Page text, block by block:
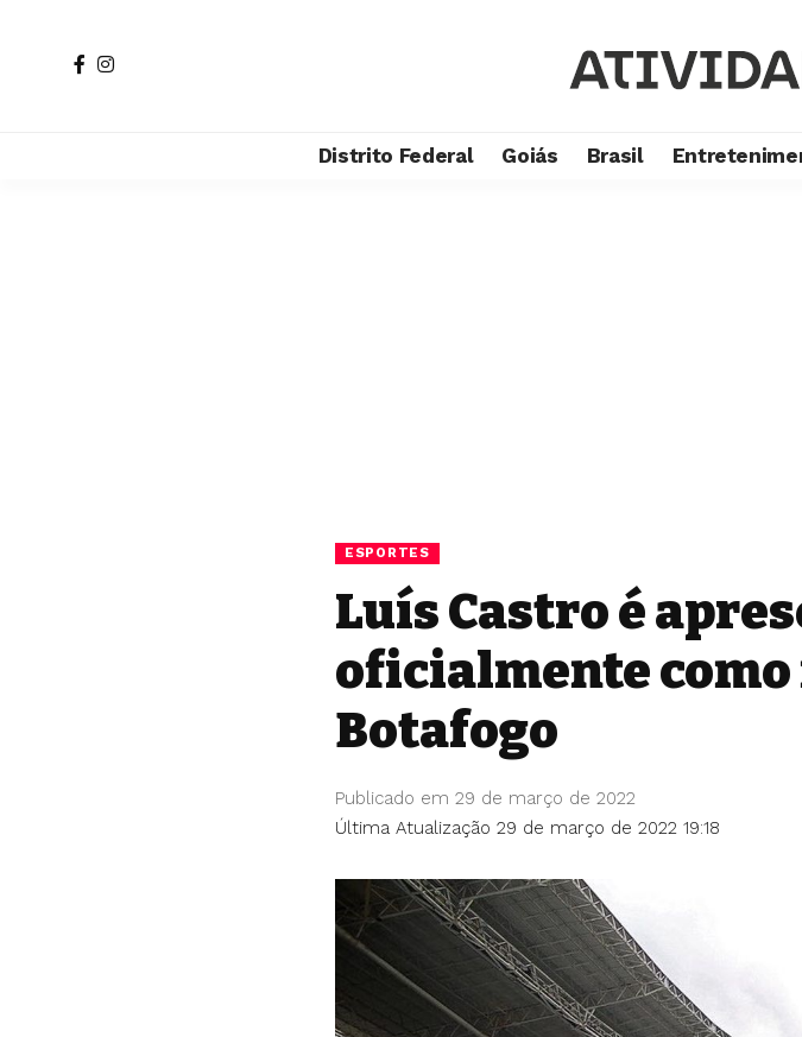
Distrito Federal Goiás Brasil
ESPORTES
Luís Castro é
oficialmente como
Botafogo
Última Atualização 29 de março de 2022 19:18
Publicado em 29 de março de 2022